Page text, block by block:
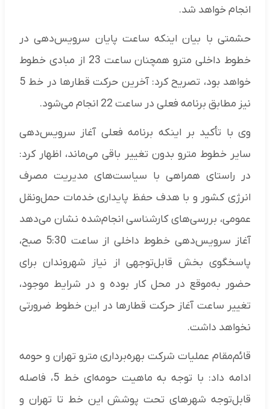
انجام خواهد شد.
حشمتی با بیان اینکه ساعت پایان سرویس‌دهی در
خطوط داخلی مترو همچنان ساعت 23 از مبادی خطوط
خواهد بود، تصریح کرد: آخرین حرکت قطارها در خط 5
نیز مطابق برنامه فعلی در ساعت 22 انجام می‌شود.
وی با تأکید بر اینکه برنامه فعلی آغاز سرویس‌دهی
سایر خطوط مترو بدون تغییر باقی می‌ماند، اظهار کرد:
در راستای همراهی با سیاست‌های مدیریت مصرف
انرژی کشور و با هدف حفظ پایداری خدمات حمل‌ونقل
عمومی، بررسی‌های کارشناسی انجام‌شده نشان می‌دهد
آغاز سرویس‌دهی خطوط داخلی از ساعت 5:30 صبح،
پاسخگوی بخش قابل‌توجهی از نیاز شهروندان برای
حضور به‌موقع در محل کار بوده و در شرایط موجود،
تغییر ساعت آغاز حرکت قطارها در این خطوط ضرورتی
نخواهد داشت.
قائم‌مقام عملیات شرکت بهره‌برداری مترو تهران و حومه
ادامه داد: با توجه به ماهیت حومه‌ای خط 5، فاصله
قابل‌توجه شهرهای تحت پوشش این خط تا تهران و